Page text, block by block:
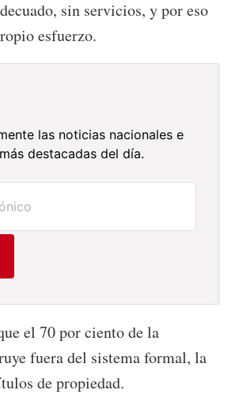
sin servicios, y por eso
esfuerzo.
las noticias nacionales e
destacadas del día.
el 70 por ciento de la
fuera del sistema formal, la
de propiedad.